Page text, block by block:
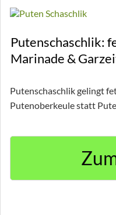
Putenschaschlik:
Marinade &
Putenschaschlik gelingt
Putenoberkeule statt